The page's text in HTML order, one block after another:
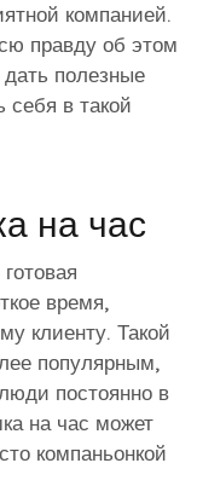
компанией.
правду об этом
полезные
себя в такой
на час
время,
клиенту. Такой
популярным,
постоянно в
на час может
компаньонкой